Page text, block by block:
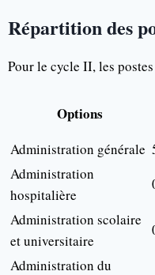
Répartition des
Pour le cycle II, les
Options
Administration générale
Administration
hospitalière
Administration scolaire
et universitaire
Administration du